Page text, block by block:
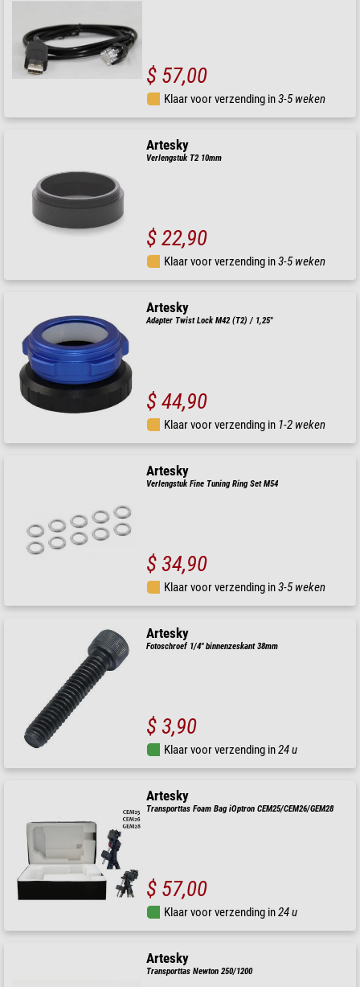
$ 57,00
Klaar voor verzending in3-5 weken
Artesky
Verlengstuk T2 10mm
$ 22,90
Klaar voor verzending in3-5 weken
Artesky
Adapter Twist Lock M42 (T2) / 1,25"
$ 44,90
Klaar voor verzending in 1-2 weken
Artesky
Verlengstuk Fine Tuning Ring Set M54
$ 34,90
Klaar voor verzending in3-5 weken
Artesky
Fotoschroef 1/4" binnenzeskant 38mm
$ 3,90
Klaar voor verzending in24 u
Artesky
Transporttas Foam Bag iOptron CEM25/CEM26/GEM28
$ 57,00
Klaar voor verzending in24 u
Artesky
Transporttas Newton 250/1200